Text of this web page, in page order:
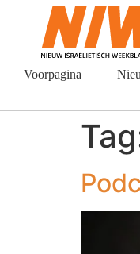
Voorpagina